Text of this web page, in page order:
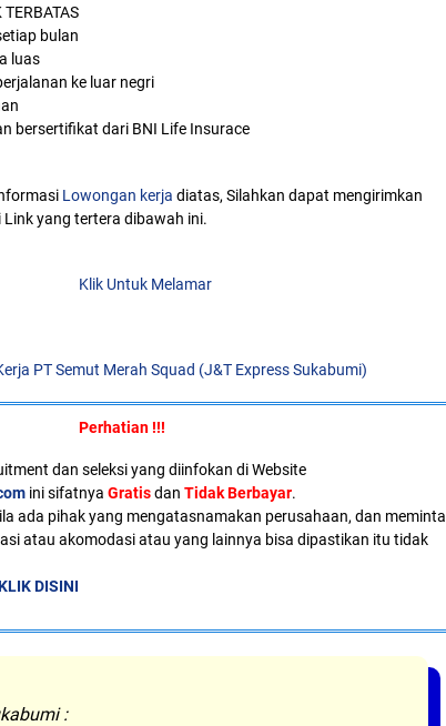
bulan
luas
ke luar negri
bersertifikat dari BNI Life Insurace
Lowongan kerja diatas, Silahkan dapat mengirimkan
Link yang tertera dibawah ini.
Klik Untuk Melamar
PT Semut Merah Squad (J&T Express Sukabumi)
Perhatian !!!
dan seleksi yang diinfokan di Website
ini sifatnya Gratisdan Tidak Berbayar.
ada pihak yang mengatasnamakan perusahaan, dan meminta
atau akomodasi atau yang lainnya bisa dipastikan itu tidak
DISINI
: